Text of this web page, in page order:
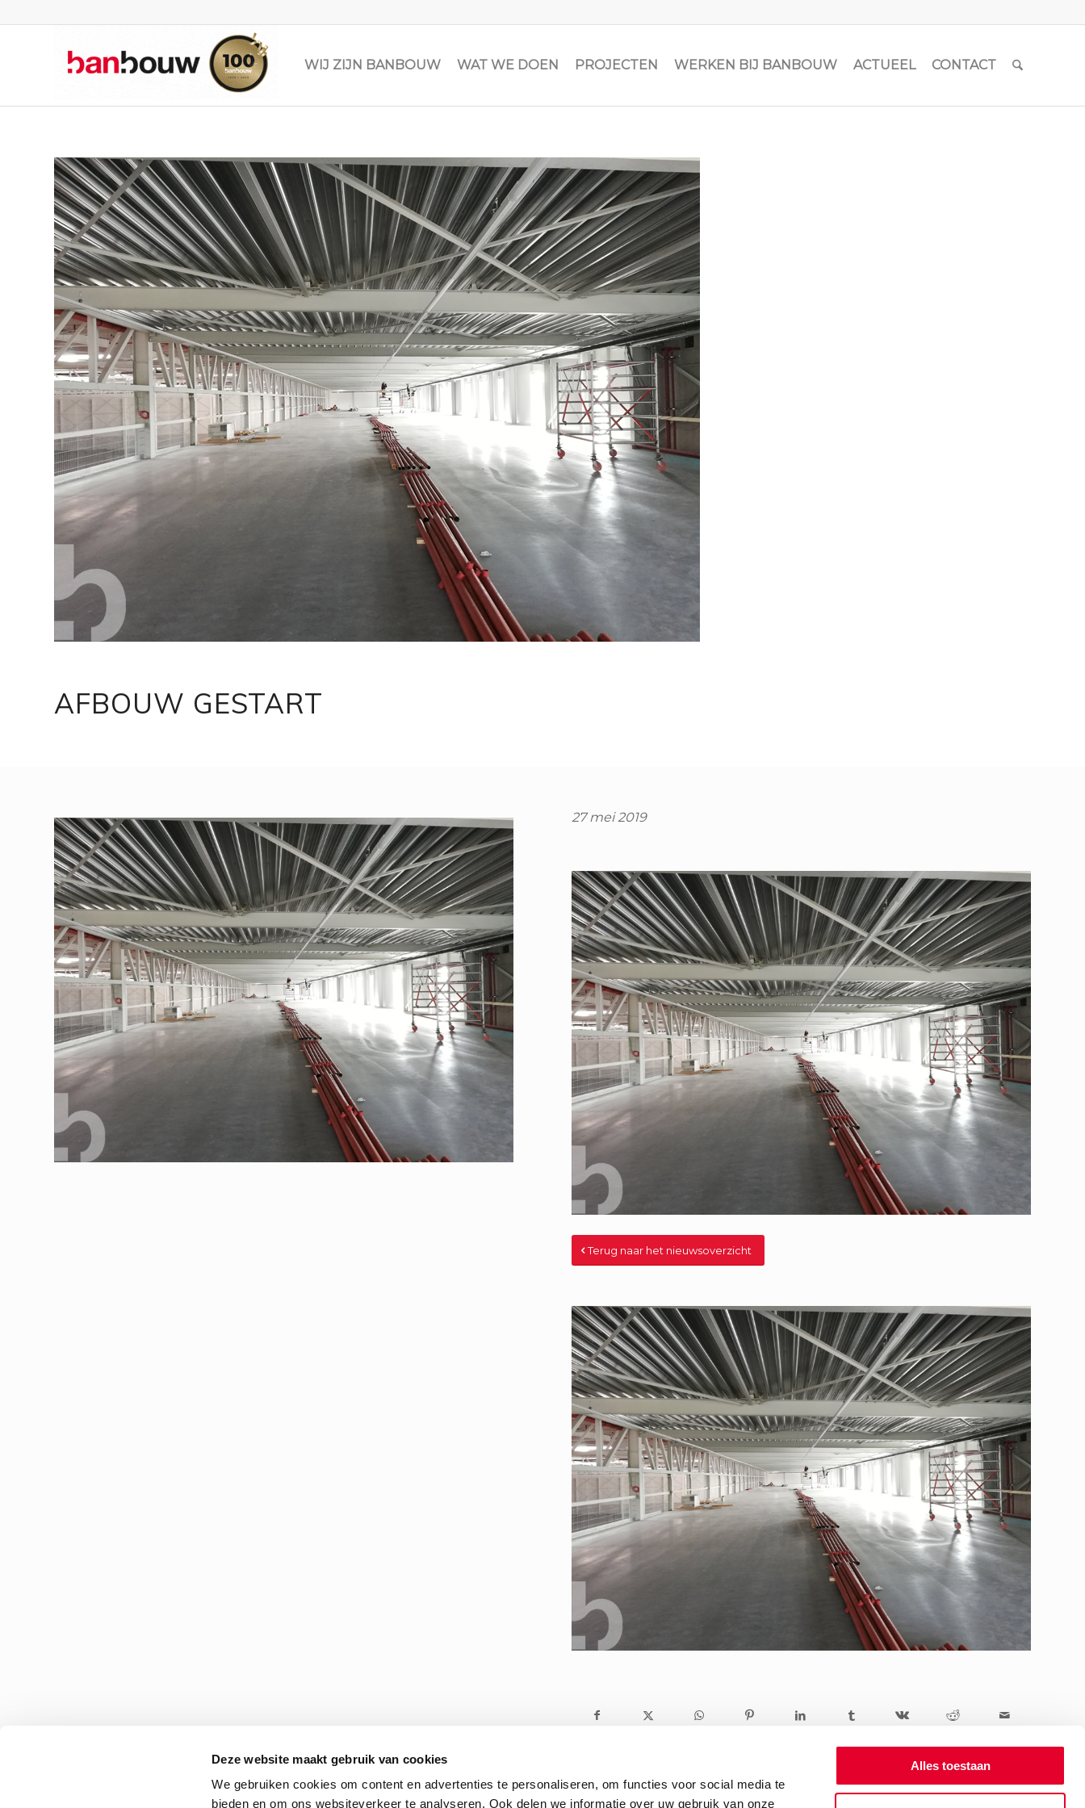
Deze website maakt gebruik van cookies
We gebruiken cookies om content en advertenties te personaliseren, om functies voor social media te
bieden en om ons websiteverkeer te analyseren. Ook delen we informatie over uw gebruik van onze
Alles toestaan
WIJ ZIJN BANBOUW WAT WE DOEN PROJECTEN WERKEN BIJ BANBOUW ACTUEEL CONTACT
AFBOUW GESTART
27 mei 2019
Terug naar het nieuwsoverzicht